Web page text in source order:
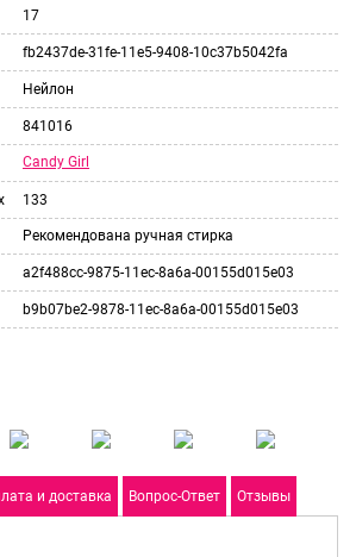
17
fb2437de-31fe-11e5-9408-10c37b5042fa
Нейлон
841016
Candy Girl
133
Рекомендована ручная стирка
a2f488cc-9875-11ec-8a6a-00155d015e03
b9b07be2-9878-11ec-8a6a-00155d015e03
и доставка Вопрос-Ответ Отзывы